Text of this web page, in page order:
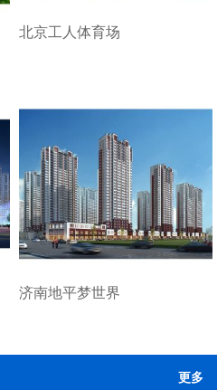
北京工人体育场
济南地平梦世界
更多